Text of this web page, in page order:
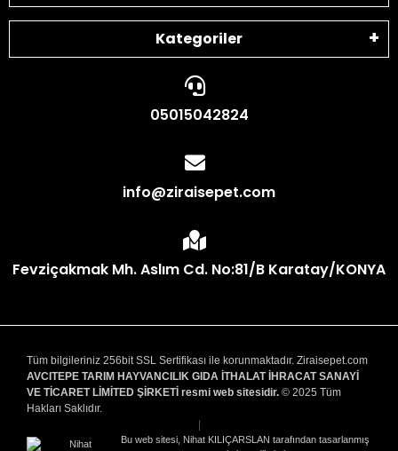
Kategoriler
05015042824
info@ziraisepet.com
Fevziçakmak Mh. Aslım Cd. No:81/B Karatay/KONYA
Tüm bilgileriniz 256bit SSL Sertifikası ile korunmaktadır. Ziraisepet.com
AVCITEPE TARIM HAYVANCILIK GIDA İTHALAT İHRACAT SANAYİ
VE TİCARET LİMİTED ŞİRKETİ resmi web sitesidir. © 2025 Tüm
Hakları Saklıdır.
Bu web sitesi, Nihat KILIÇARSLAN tarafından tasarlanmış